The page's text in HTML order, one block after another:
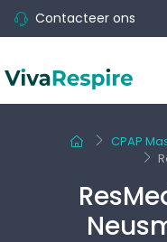
Contacteer ons
CPAP